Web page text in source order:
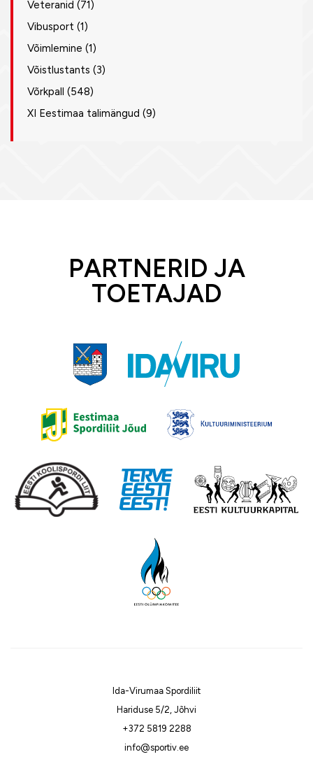
Veteranid (71)
Vibusport (1)
Võimlemine (1)
Võistlustants (3)
Võrkpall (548)
XI Eestimaa talimängud (9)
PARTNERID JA
TOETAJAD
Ida-Virumaa Spordiliit
Hariduse 5/2, Jõhvi
+372 5819 2288
info@sportiv.ee